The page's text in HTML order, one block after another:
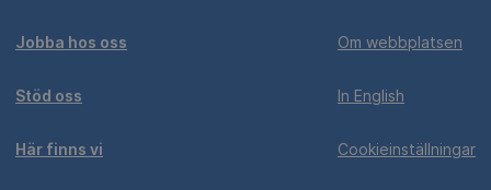
Jobba hos oss
Stöd oss
Här finns vi
Om webbplatsen
In English
Cookieinställningar